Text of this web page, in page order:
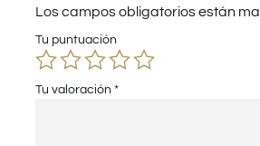
Los campos obligatorios están
Tu puntuación
Tu valoración *